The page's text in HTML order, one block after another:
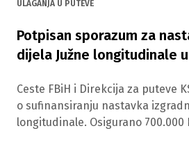
ULAGANJA U PUTEVE
Potpisan sporazum za
dijela Južne longitudinale
Ceste FBiH i Direkcija za puteve
o sufinansiranju nastavka
longitudinale. Osigurano 700.000